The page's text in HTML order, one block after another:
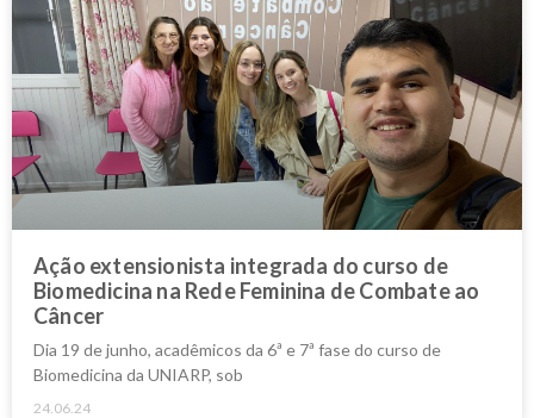
Ação extensionista integrada do curso de
Biomedicina na Rede Feminina de Combate ao
Câncer
Dia 19 de junho, acadêmicos da 6ª e 7ª fase do curso de
Biomedicina da UNIARP, sob
24.06.24